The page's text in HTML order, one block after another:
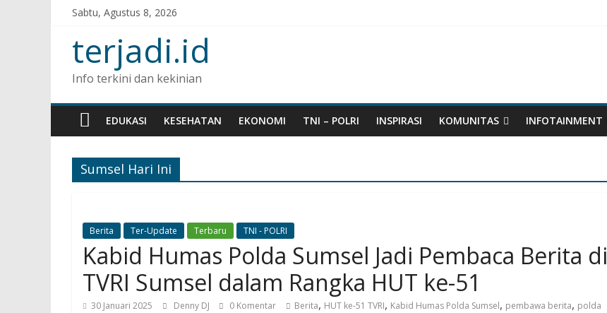
Sabtu, Agustus 8, 2026
terjadi.id
Info terkini dan kekinian
EDUKASI KESEHATAN EKONOMI TNI – POLRI INSPIRASI KOMUNITAS INFOTAINMENT
Sumsel Hari Ini
Berita Ter-Update Terbaru TNI - POLRI
Kabid Humas Polda Sumsel Jadi Pembaca Berita di
TVRI Sumsel dalam Rangka HUT ke-51
30 Januari 2025 Denny DJ 0 Komentar Berita, HUT ke-51 TVRI, Kabid Humas Polda Sumsel, pembawa berita, polda